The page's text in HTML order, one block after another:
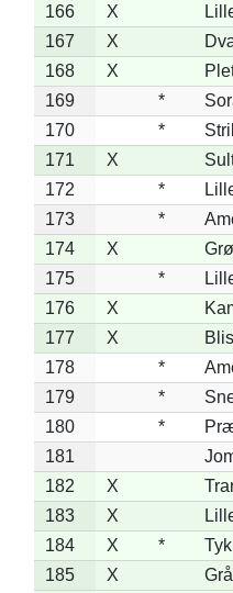
166
X
167
X
168
X
169
*
170
*
171
X
172
*
173
*
174
X
175
*
176
X
177
X
178
*
179
*
180
*
181
182
X
183
X
184
X *
185
X